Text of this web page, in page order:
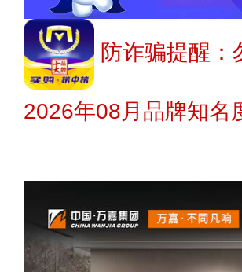
防诈骗提醒：
2026年08月品牌知名